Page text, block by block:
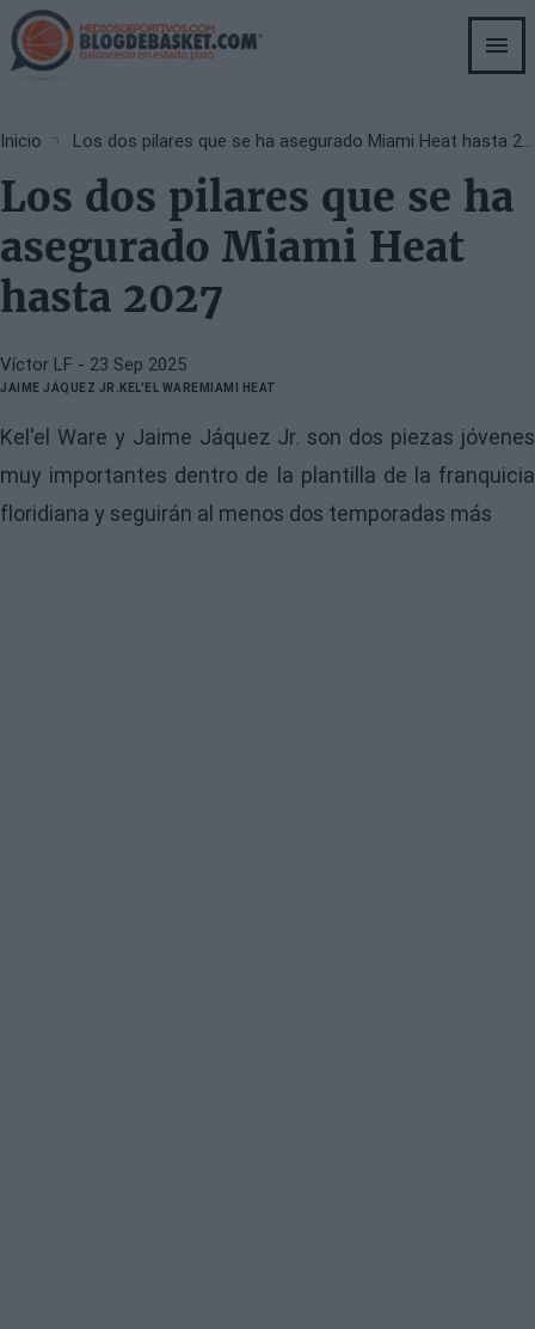
Skip
to
main
Breadcrumb
Inicio Los dos pilares que se ha asegurado Miami Heat hasta 2027
Los dos pilares que se ha
asegurado Miami Heat
hasta 2027
Víctor LF - 23 Sep 2025
JAIME JÁQUEZ JR.KEL'EL WAREMIAMI HEAT
Kel'el Ware y Jaime Jáquez Jr. son dos piezas jóvenes
muy importantes dentro de la plantilla de la franquicia
floridiana y seguirán al menos dos temporadas más